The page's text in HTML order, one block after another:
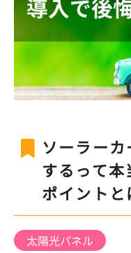
ソーラー
するって
ポイントと
太陽光パネル